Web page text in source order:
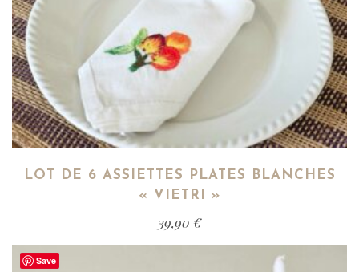
LOT DE 6 ASSIETTES PLATES BLANCHES
« VIETRI »
39,90 €
Save